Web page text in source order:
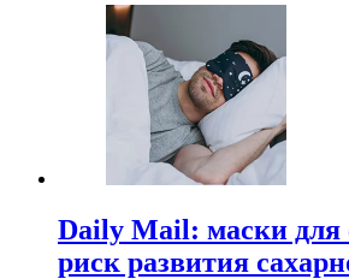
Daily Mail: маски для
риск развития